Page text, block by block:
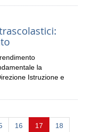
la
Istruzione e
16 17 (current)
18